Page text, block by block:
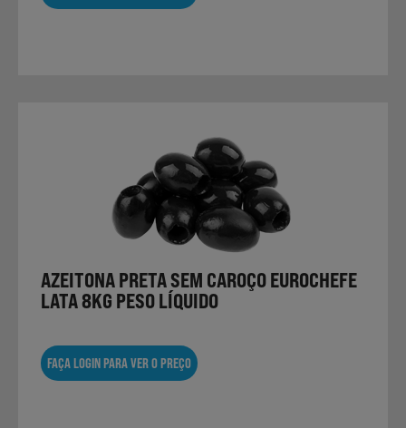
AZEITONA PRETA SEM CAROÇO EUROCHEFE
LATA 8KG PESO LÍQUIDO
FAÇA LOGIN PARA VER O PREÇO